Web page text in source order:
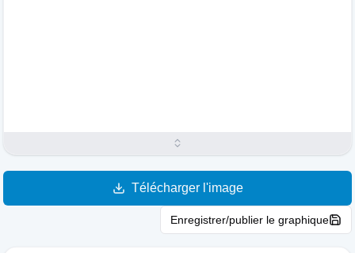
Télécharger l'image
Enregistrer/publier le graphique